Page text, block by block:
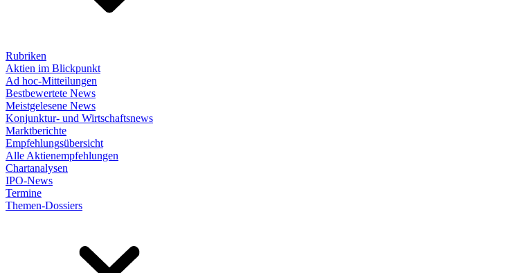
Rubriken
Aktien im Blickpunkt
Ad hoc-Mitteilungen
Bestbewertete News
Meistgelesene News
Konjunktur- und Wirtschaftsnews
Marktberichte
Empfehlungsübersicht
Alle Aktienempfehlungen
Chartanalysen
IPO-News
Termine
Themen-Dossiers